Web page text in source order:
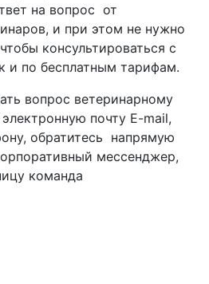
зуд. До болезни
Fresh для щенков —
Хотим вернуться на
пожалуйста,
после начала
Canin можно
Fresh? Спасибо
на вопрос от
и при этом не нужно
консультироваться с
и по бесплатным тарифам.
вопрос ветеринарному
почту E-mail,
обратитесь напрямую
мессенджер,
команда